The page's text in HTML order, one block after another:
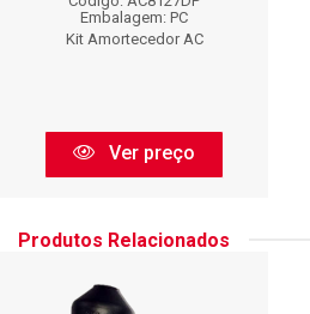
Embalagem: PC
Kit Amortecedor AC
Ver preço
Produtos Relacionados